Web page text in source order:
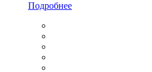
Подробнее